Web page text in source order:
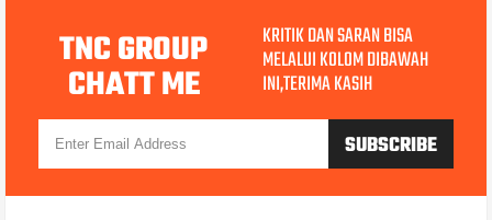
TNC GROUP
CHATT ME
KRITIK DAN SARAN BISA
MELALUI KOLOM DIBAWAH
INI,TERIMA KASIH